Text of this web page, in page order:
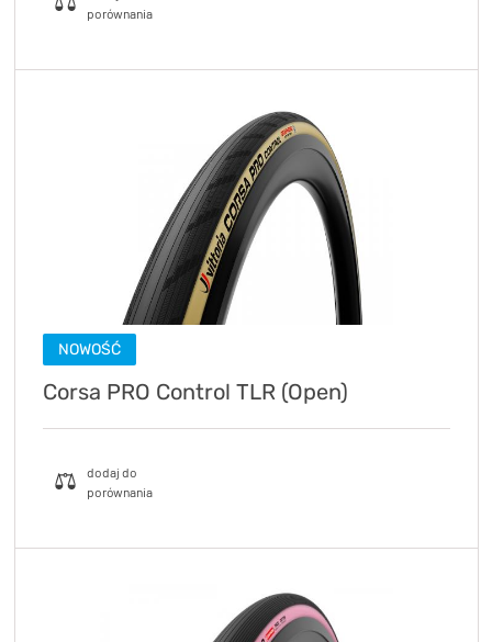
NOWOŚĆ
Corsa PRO Control TLR (Open)